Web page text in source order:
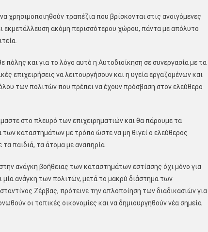
τραπέζια που βρίσκονται στις ανοιγόμενες
εκμετάλλευση ακόμη περισσότερου χώρου, πάντα με απόλυτο
και για το λόγο αυτό η Αυτοδιοίκηση σε συνεργασία με τα
επιχειρήσεις να λειτουργήσουν και η υγεία εργαζομένων και
των πολιτών που πρέπει να έχουν πρόσβαση στον ελεύθερο
στο πλευρό των επιχειρηματιών και θα πάρουμε τα
καταστημάτων με τρόπο ώστε να μη θιγεί ο ελεύθερος
παιδιά, τα άτομα με αναπηρία.
ανάγκη βοήθειας των καταστημάτων εστίασης όχι μόνο για
μία ανάγκη των πολιτών, μετά το μακρύ διάστημα των
Ζέρβας, πρότεινε την απλοποίηση των διαδικασιών για
οι τοπικές οικονομίες και να δημιουργηθούν νέα σημεία